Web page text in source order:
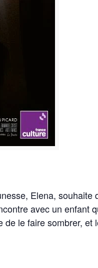
Elena, souhaite
avec un enfant
le faire sombrer,